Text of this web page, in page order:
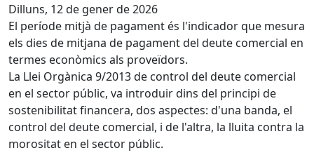
Dilluns, 12 de gener de 2026
El període mitjà de pagament és l'indicador que mesura
els dies de mitjana de pagament del deute comercial en
termes econòmics als proveïdors.
La Llei Orgànica 9/2013 de control del deute comercial
en el sector públic, va introduir dins del principi de
sostenibilitat financera, dos aspectes: d'una banda, el
control del deute comercial, i de l'altra, la lluita contra la
morositat en el sector públic.